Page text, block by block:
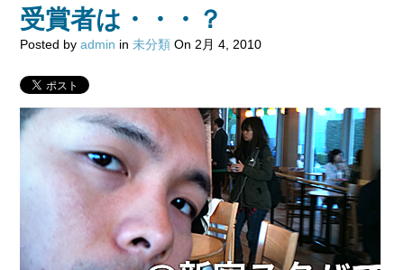
受賞者は・・・？
Posted by admin in 未分類 On 2月 4, 2010